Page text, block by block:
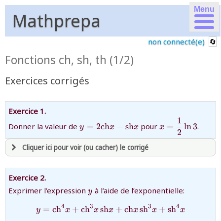
Menu
Mathprepa
non connecté(e)
Fonctions ch, sh, th (1/2)
Exercices corrigés
Exercice 1.
Donner la valeur de
{y=2\text{ch}
x-\text{sh} x}
y = 2chx − shxpour x =
2
1
ln3.
Cliquer ici pour voir (ou cacher) le corrigé
avoir une souscription active sur mathprepa
revenir à
la page d'accueil
Exercice 2.
Exprimer l’expression y
y à l’aide de l’exponentielle:
y = ch4x + ch3xshx + chxsh3x + sh4x